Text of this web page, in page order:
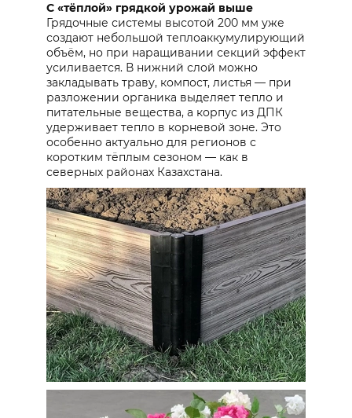
С «тёплой» грядкой урожай выше
Грядочные системы высотой 200 мм уже
создают небольшой теплоаккумулирующий
объём, но при наращивании секций эффект
усиливается. В нижний слой можно
закладывать траву, компост, листья — при
разложении органика выделяет тепло и
питательные вещества, а корпус из ДПК
удерживает тепло в корневой зоне. Это
особенно актуально для регионов с
коротким тёплым сезоном — как в
северных районах Казахстана.